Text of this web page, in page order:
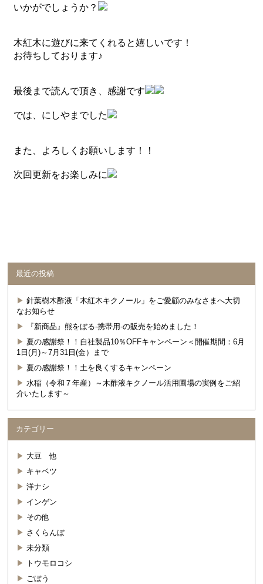
いかがでしょうか？
木紅木に遊びに来てくれると嬉しいです！
お待ちしております♪
最後まで読んで頂き、感謝です
では、にしやまでした
また、よろしくお願いします！！
次回更新をお楽しみに
最近の投稿
針葉樹木酢液「木紅木キクノール」をご愛顧のみなさまへ大切
なお知らせ
『新商品』熊をぼる-携帯用-の販売を始めました！
夏の感謝祭！！自社製品10％OFFキャンペーン＜開催期間：6月
1日(月)～7月31日(金）まで
夏の感謝祭！！土を良くするキャンペーン
水稲（令和７年産）～木酢液キクノール活用圃場の実例をご紹
介いたします～
カテゴリー
大豆 他
キャベツ
洋ナシ
インゲン
その他
さくらんぼ
未分類
トウモロコシ
ごぼう